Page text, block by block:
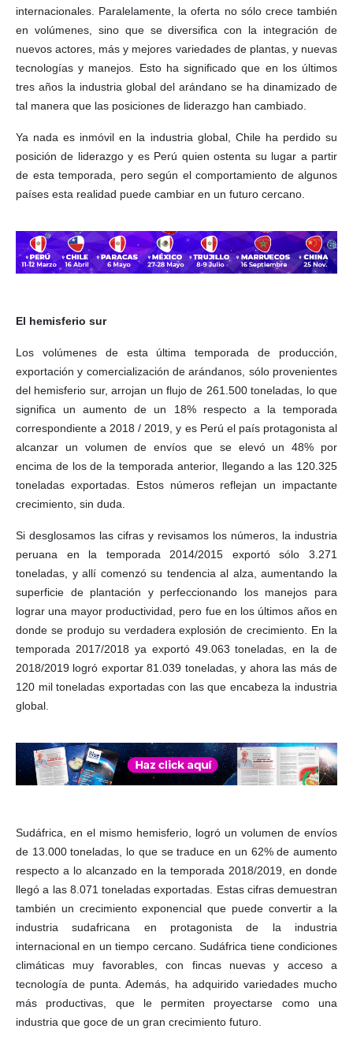
internacionales. Paralelamente, la oferta no sólo crece también
en volúmenes, sino que se diversifica con la integración de
nuevos actores, más y mejores variedades de plantas, y nuevas
tecnologías y manejos. Esto ha significado que en los últimos
tres años la industria global del arándano se ha dinamizado de
tal manera que las posiciones de liderazgo han cambiado.
Ya nada es inmóvil en la industria global, Chile ha perdido su
posición de liderazgo y es Perú quien ostenta su lugar a partir
de esta temporada, pero según el comportamiento de algunos
países esta realidad puede cambiar en un futuro cercano.
El hemisferio sur
Los volúmenes de esta última temporada de producción,
exportación y comercialización de arándanos, sólo provenientes
del hemisferio sur, arrojan un flujo de 261.500 toneladas, lo que
significa un aumento de un 18% respecto a la temporada
correspondiente a 2018 / 2019, y es Perú el país protagonista al
alcanzar un volumen de envíos que se elevó un 48% por
encima de los de la temporada anterior, llegando a las 120.325
toneladas exportadas. Estos números reflejan un impactante
crecimiento, sin duda.
Si desglosamos las cifras y revisamos los números, la industria
peruana en la temporada 2014/2015 exportó sólo 3.271
toneladas, y allí comenzó su tendencia al alza, aumentando la
superficie de plantación y perfeccionando los manejos para
lograr una mayor productividad, pero fue en los últimos años en
donde se produjo su verdadera explosión de crecimiento. En la
temporada 2017/2018 ya exportó 49.063 toneladas, en la de
2018/2019 logró exportar 81.039 toneladas, y ahora las más de
120 mil toneladas exportadas con las que encabeza la industria
global.
Sudáfrica, en el mismo hemisferio, logró un volumen de envíos
de 13.000 toneladas, lo que se traduce en un 62% de aumento
respecto a lo alcanzado en la temporada 2018/2019, en donde
llegó a las 8.071 toneladas exportadas. Estas cifras demuestran
también un crecimiento exponencial que puede convertir a la
industria sudafricana en protagonista de la industria
internacional en un tiempo cercano. Sudáfrica tiene condiciones
climáticas muy favorables, con fincas nuevas y acceso a
tecnología de punta. Además, ha adquirido variedades mucho
más productivas, que le permiten proyectarse como una
industria que goce de un gran crecimiento futuro.